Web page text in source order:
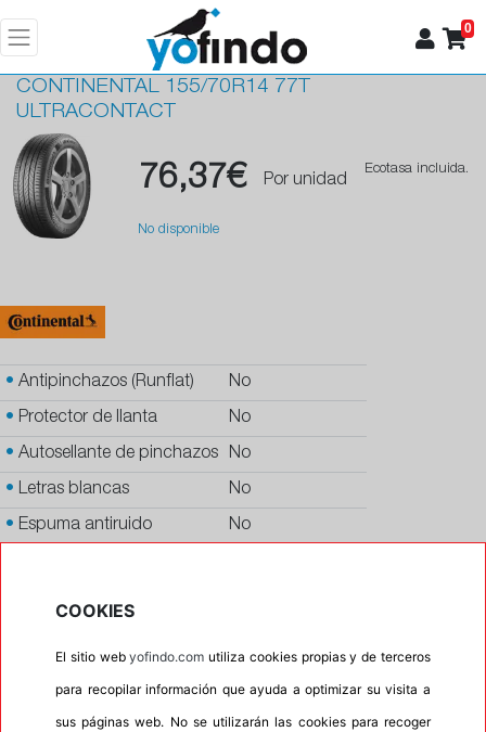
0
CONTINENTAL 155/70R14 77T
ULTRACONTACT
76,37€ Por unidad
Ecotasa incluida.
No disponible
• Antipinchazos (Runflat) No
• Protector de llanta No
• Autosellante de pinchazos No
• Letras blancas No
• Espuma antiruido No
COOKIES
El sitio webyofindo.com utiliza cookies propias y de terceros
para recopilar información que ayuda a optimizar su visita a
sus páginas web. No se utilizarán las cookies para recoger